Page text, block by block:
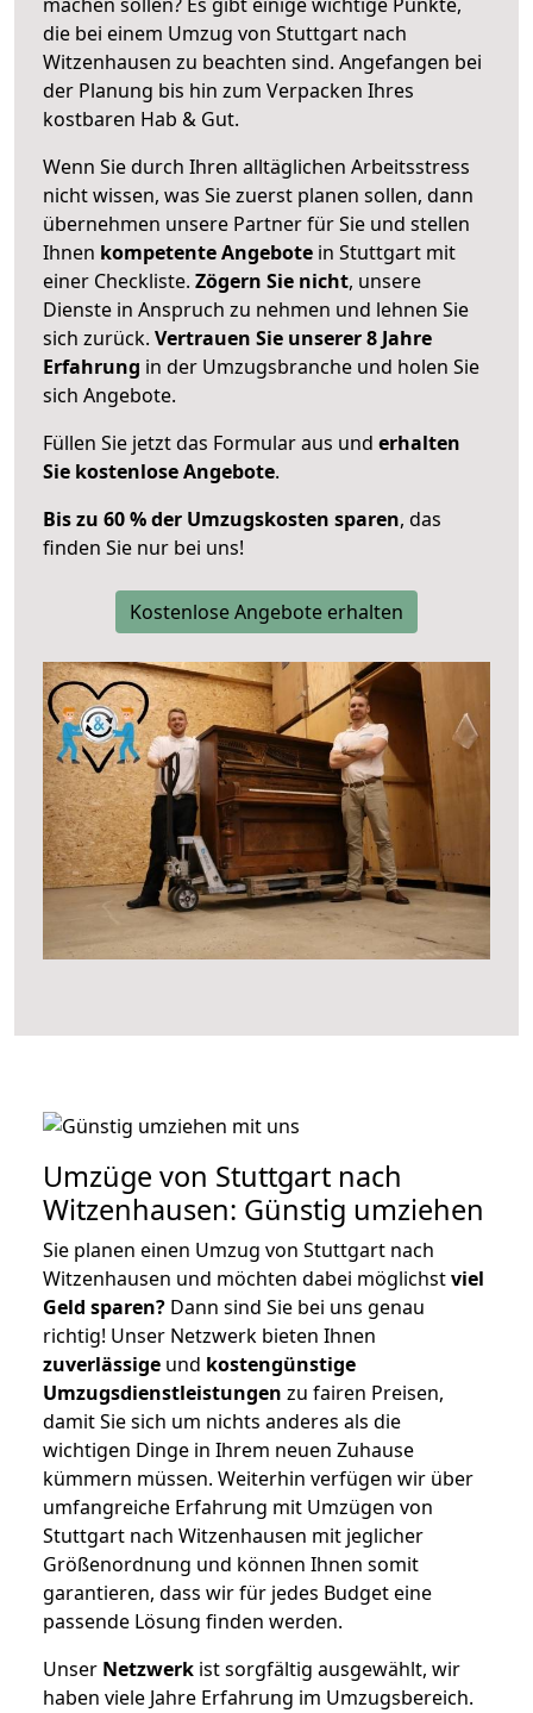
die bei einem Umzug von Stuttgart nach
Witzenhausen zu beachten sind. Angefangen bei
der Planung bis hin zum Verpacken Ihres
kostbaren Hab & Gut.
Wenn Sie durch Ihren alltäglichen Arbeitsstress
nicht wissen, was Sie zuerst planen sollen, dann
übernehmen unsere Partner für Sie und stellen
Ihnen kompetente Angebote in Stuttgart mit
einer Checkliste. Zögern Sie nicht, unsere
Dienste in Anspruch zu nehmen und lehnen Sie
sich zurück. Vertrauen Sie unserer 8 Jahre
Erfahrung in der Umzugsbranche und holen Sie
sich Angebote.
Füllen Sie jetzt das Formular aus und erhalten
Sie kostenlose Angebote.
Bis zu 60 % der Umzugskosten sparen, das
finden Sie nur bei uns!
Kostenlose Angebote erhalten
Umzüge von Stuttgart nach
Witzenhausen: Günstig umziehen
Sie planen einen Umzug von Stuttgart nach
Witzenhausen und möchten dabei möglichstviel
Geld sparen? Dann sind Sie bei uns genau
richtig! Unser Netzwerk bieten Ihnen
zuverlässige und kostengünstige
Umzugsdienstleistungen zu fairen Preisen,
damit Sie sich um nichts anderes als die
wichtigen Dinge in Ihrem neuen Zuhause
kümmern müssen. Weiterhin verfügen wir über
umfangreiche Erfahrung mit Umzügen von
Stuttgart nach Witzenhausen mit jeglicher
Größenordnung und können Ihnen somit
garantieren, dass wir für jedes Budget eine
passende Lösung finden werden.
Unser Netzwerk ist sorgfältig ausgewählt, wir
haben viele Jahre Erfahrung im Umzugsbereich.